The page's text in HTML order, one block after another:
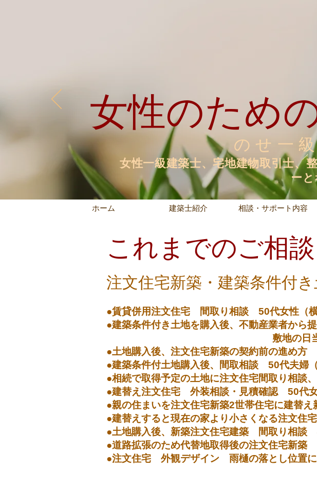
ホーム 建築士紹介 相談・サポート内容
これまでのご相談
注文住宅新築・建築条件付き
●賃貸併用注文住宅 間取り相談 50代女性（横
●建築条件付き土地を購入後、不動産業者から
敷地の日当たり具合現地確
●土地購入後、注文住宅新築の契約前の進め方
●建築条件付土地購入後、間取相談 50代夫婦（
●相続で取得予定の土地に注文住宅間取り相
●建替え注文住宅 外装相談・見積確認 50代
●親の住まいを注文住宅新築2世帯住宅に建替
●建替えすると現在の家より小さくなる注文住
●土地購入後、新築注文住宅建築 間取り相談
●道路拡張のため代替地取得後の注文住宅新
●注文住宅 外観デザイン 雨樋の落とし位置
のせ一
女性のため
女性一級建築士、宅地建物取引士、
ー